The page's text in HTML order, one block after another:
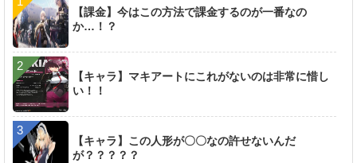
【課金】今はこの方法で課金するのが一番なの
か…！？
【キャラ】マキアートにこれがないのは非常に惜し
い！！
【キャラ】この人形が〇〇なの許せないんだ
が？？？？？